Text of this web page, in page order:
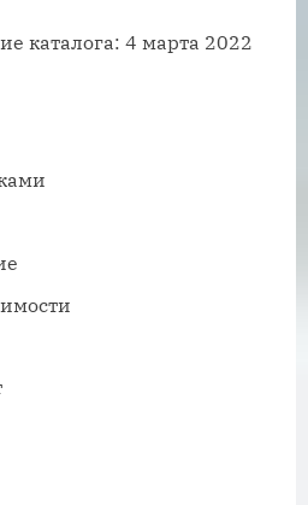
каталога: 4 марта 2022